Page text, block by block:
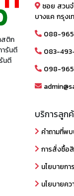
สติก
รันตี
นตี
ซอย สวนจ
บางแค กรุงเ
088-
083-
098-
บริการลูก
คำถามที่พ
การสั่งซื้อ
นโยบายก
นโยบายค